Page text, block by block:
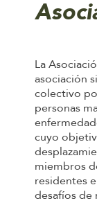
La
asociación
colectivo
personas
cuyo
miembros
residentes
desafíos de